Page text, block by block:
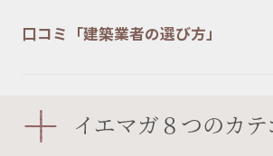
口コミ「建築業者の選び方」
口コミ「家具はいつ購入する？」
イエマガ８つのカテ